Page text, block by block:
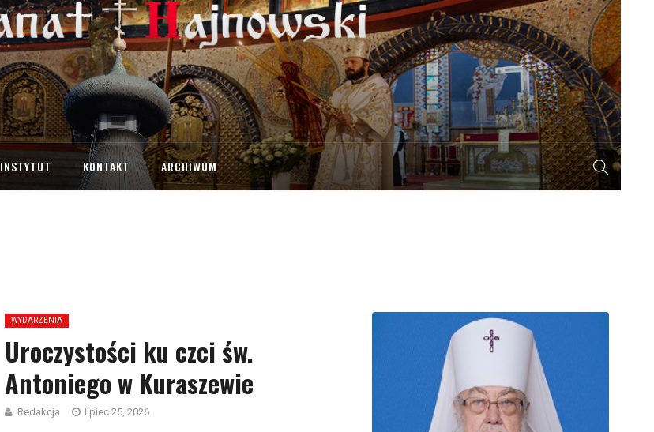
INSTYTUT KONTAKT ARCHIWUM
WYDARZENIA
Uroczystości ku czci św.
Antoniego w Kuraszewie
Redakcja lipiec 25, 2026